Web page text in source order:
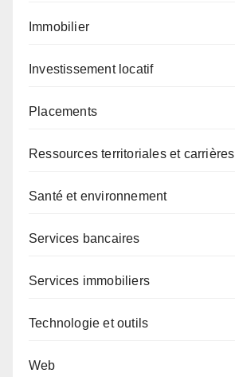
Immobilier
Investissement locatif
Placements
Ressources territoriales et carrières
Santé et environnement
Services bancaires
Services immobiliers
Technologie et outils
Web